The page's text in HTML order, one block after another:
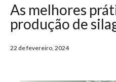
As melhores
produção de
22 de fevereiro, 2024